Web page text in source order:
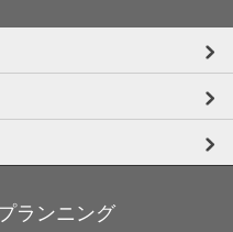
ランニング